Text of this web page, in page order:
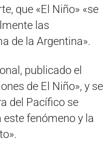
que «El Niño» «se
las
de la Argentina».
publicado el
de El Niño», y se
del Pacífico se
fenómeno y la